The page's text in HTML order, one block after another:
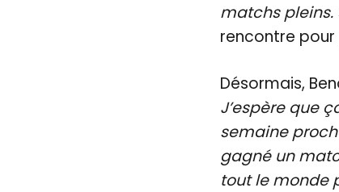
matchs pleins.
rencontre pour
Désormais,
J’espère que
semaine
gagné un
tout le monde